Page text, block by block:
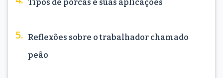
Tipos de porcas e suas aplicações
Reflexões sobre o trabalhador chamado
peão